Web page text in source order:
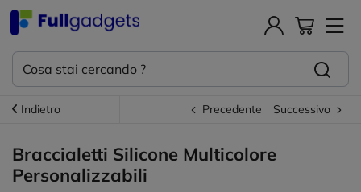
Indietro Precedente Successivo
Braccialetti Silicone Multicolore
Personalizzabili